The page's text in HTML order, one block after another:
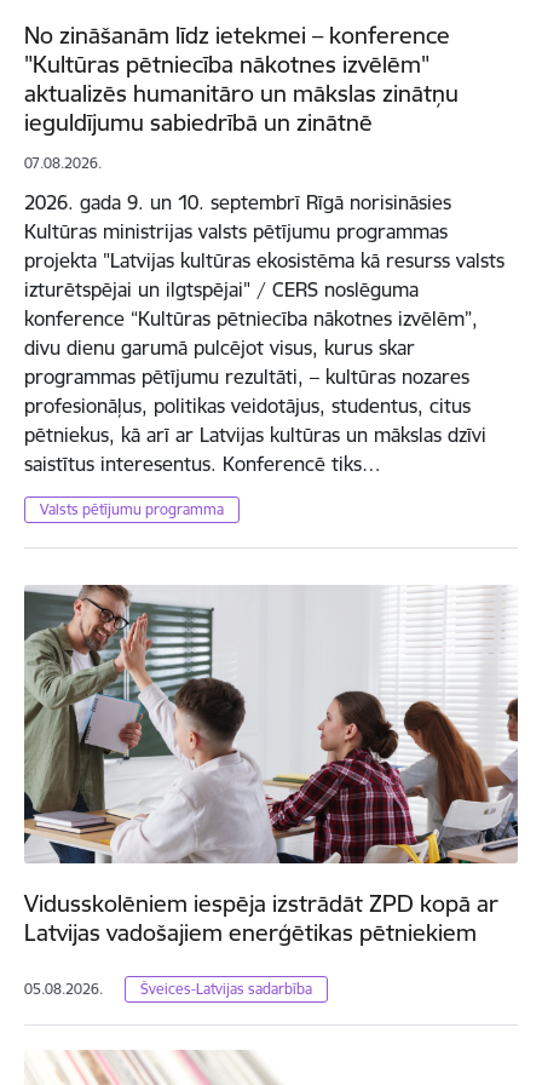
No zināšanām līdz ietekmei – konference
"Kultūras pētniecība nākotnes izvēlēm"
aktualizēs humanitāro un mākslas zinātņu
ieguldījumu sabiedrībā un zinātnē
07.08.2026.
2026. gada 9. un 10. septembrī Rīgā norisināsies
Kultūras ministrijas valsts pētījumu programmas
projekta "Latvijas kultūras ekosistēma kā resurss valsts
izturētspējai un ilgtspējai" / CERS noslēguma
konference “Kultūras pētniecība nākotnes izvēlēm”,
divu dienu garumā pulcējot visus, kurus skar
programmas pētījumu rezultāti, – kultūras nozares
profesionāļus, politikas veidotājus, studentus, citus
pētniekus, kā arī ar Latvijas kultūras un mākslas dzīvi
saistītus interesentus. Konferencē tiks…
Valsts pētījumu programma
Vidusskolēniem iespēja izstrādāt ZPD kopā ar
Latvijas vadošajiem enerģētikas pētniekiem
05.08.2026. Šveices-Latvijas sadarbība